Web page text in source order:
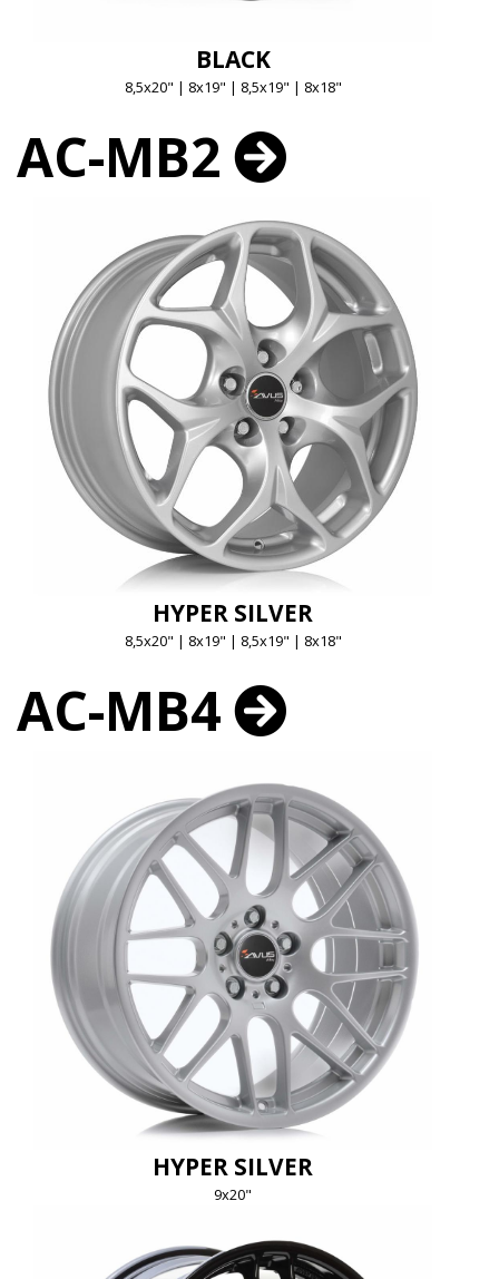
BLACK
8,5x20" | 8x19" | 8,5x19" | 8x18"
AC-MB2
HYPER SILVER
8,5x20" | 8x19" | 8,5x19" | 8x18"
AC-MB4
HYPER SILVER
9x20"